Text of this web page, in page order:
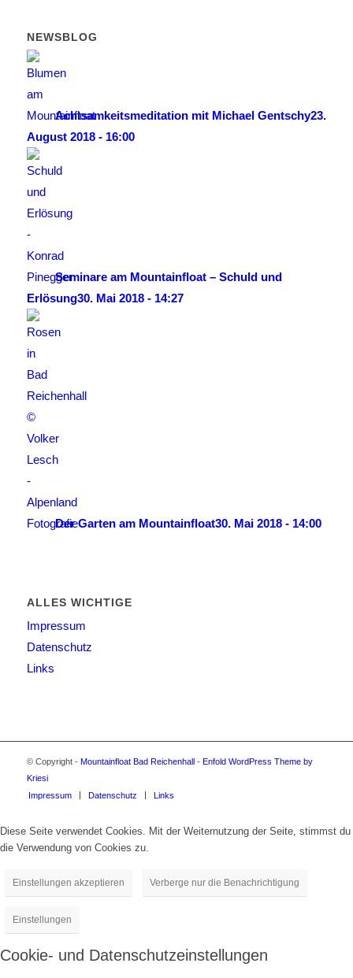
NEWSBLOG
Achtsamkeitsmeditation mit Michael Gentschy23.
August 2018 - 16:00
Seminare am Mountainfloat – Schuld und
Erlösung30. Mai 2018 - 14:27
Der Garten am Mountainfloat30. Mai 2018 - 14:00
ALLES WICHTIGE
Impressum
Datenschutz
Links
© Copyright - Mountainfloat Bad Reichenhall- Enfold WordPress Theme by
Kriesi
Impressum
Datenschutz Links
Diese Seite verwendet Cookies. Mit der Weiternutzung der Seite, stimmst du
die Verwendung von Cookies zu.
Einstellungen akzeptieren Verberge nur die Benachrichtigung
Einstellungen
Cookie- und Datenschutzeinstellungen